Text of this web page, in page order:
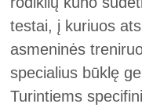
testai, į kuriuos
asmeninės
specialius būklę
Turintiems